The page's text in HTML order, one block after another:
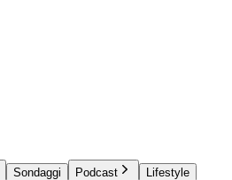
Sondaggi Podcast Lifestyle